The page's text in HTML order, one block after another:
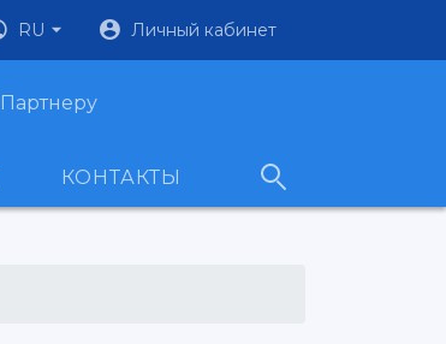
RU Личный кабинет
Партнеру
КОНТАКТЫ